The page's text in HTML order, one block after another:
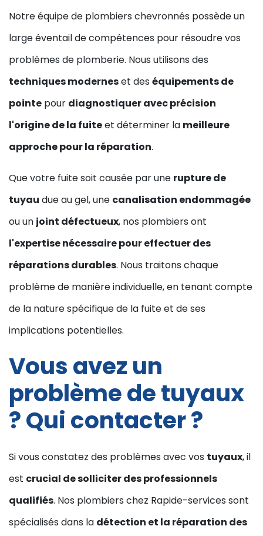
Notre équipe de plombiers chevronnés possède un
large éventail de compétences pour résoudre vos
problèmes de plomberie. Nous utilisons des
techniques moderneset des équipements de
pointe pour diagnostiquer avec précision
l'origine de la fuiteet déterminer la meilleure
approche pour la réparation.
Que votre fuite soit causée par une rupture de
tuyau due au gel, une canalisation endommagée
ou un joint défectueux, nos plombiers ont
l'expertise nécessaire pour effectuer des
réparations durables. Nous traitons chaque
problème de manière individuelle, en tenant compte
de la nature spécifique de la fuite et de ses
implications potentielles.
Vous avez un
problème de tuyaux
? Qui contacter ?
Si vous constatez des problèmes avec vos tuyaux, il
est crucial de solliciter des professionnels
qualifiés. Nos plombiers chez Rapide-services sont
spécialisés dans la détection et la réparation des